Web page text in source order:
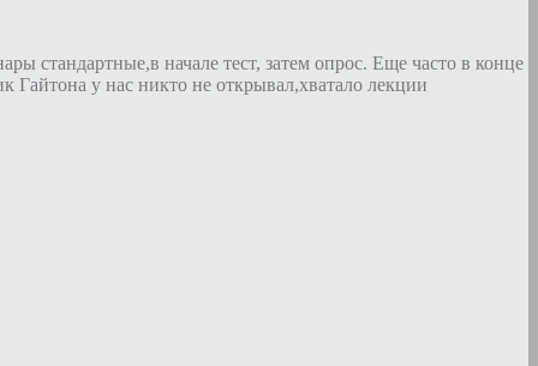
стандартные,в начале тест, затем опрос. Еще часто в конце
у нас никто не открывал,хватало лекции